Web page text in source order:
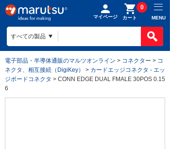
マイページ カート
0
MENU
電子部品・半導体通販のマルツオンライン > コネクター > コ
ネクタ、相互接続（DigiKey）
> カードエッジコネクタ - エッ
ジボードコネクタ > CONN EDGE DUAL FMALE 30POS 0.15
6